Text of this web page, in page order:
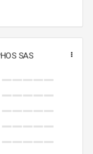
SAS